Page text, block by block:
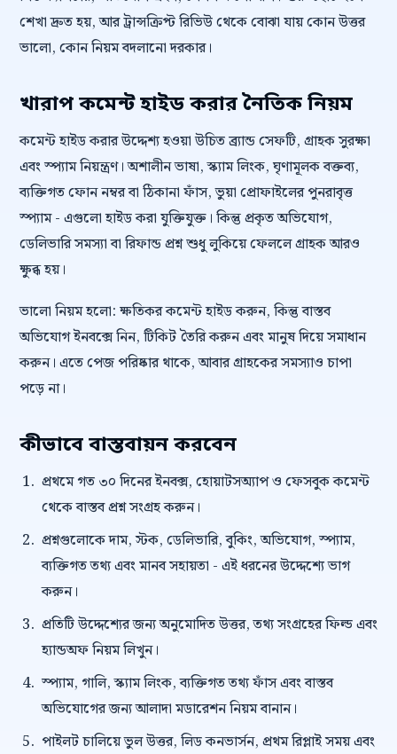
শেখা দ্রুত হয়, আর ট্রান্সক্রিপ্ট রিভিউ থেকে বোঝা যায় কোন উত্তর
ভালো, কোন নিয়ম বদলানো দরকার।
খারাপ কমেন্ট হাইড করার নৈতিক নিয়ম
কমেন্ট হাইড করার উদ্দেশ্য হওয়া উচিত ব্র্যান্ড সেফটি, গ্রাহক সুরক্ষা
এবং স্প্যাম নিয়ন্ত্রণ। অশালীন ভাষা, স্ক্যাম লিংক, ঘৃণামূলক বক্তব্য,
ব্যক্তিগত ফোন নম্বর বা ঠিকানা ফাঁস, ভুয়া প্রোফাইলের পুনরাবৃত্ত
স্প্যাম - এগুলো হাইড করা যুক্তিযুক্ত। কিন্তু প্রকৃত অভিযোগ,
ডেলিভারি সমস্যা বা রিফান্ড প্রশ্ন শুধু লুকিয়ে ফেললে গ্রাহক আরও
ক্ষুব্ধ হয়।
ভালো নিয়ম হলো: ক্ষতিকর কমেন্ট হাইড করুন, কিন্তু বাস্তব
অভিযোগ ইনবক্সে নিন, টিকিট তৈরি করুন এবং মানুষ দিয়ে সমাধান
করুন। এতে পেজ পরিষ্কার থাকে, আবার গ্রাহকের সমস্যাও চাপা
পড়ে না।
কীভাবে বাস্তবায়ন করবেন
প্রথমে গত ৩০ দিনের ইনবক্স, হোয়াটসঅ্যাপ ও ফেসবুক কমেন্ট
থেকে বাস্তব প্রশ্ন সংগ্রহ করুন।
প্রশ্নগুলোকে দাম, স্টক, ডেলিভারি, বুকিং, অভিযোগ, স্প্যাম,
ব্যক্তিগত তথ্য এবং মানব সহায়তা - এই ধরনের উদ্দেশ্যে ভাগ
করুন।
প্রতিটি উদ্দেশ্যের জন্য অনুমোদিত উত্তর, তথ্য সংগ্রহের ফিল্ড এবং
হ্যান্ডঅফ নিয়ম লিখুন।
স্প্যাম, গালি, স্ক্যাম লিংক, ব্যক্তিগত তথ্য ফাঁস এবং বাস্তব
অভিযোগের জন্য আলাদা মডারেশন নিয়ম বানান।
পাইলট চালিয়ে ভুল উত্তর, লিড কনভার্সন, প্রথম রিপ্লাই সময় এবং